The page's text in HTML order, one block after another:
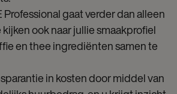
Professional gaat verder dan alleen
ook naar jullie smaakprofiel
en thee ingrediënten samen te
in kosten door middel van